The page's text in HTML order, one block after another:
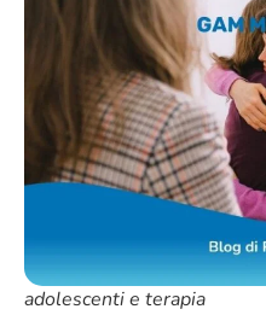
adolescenti e terapia